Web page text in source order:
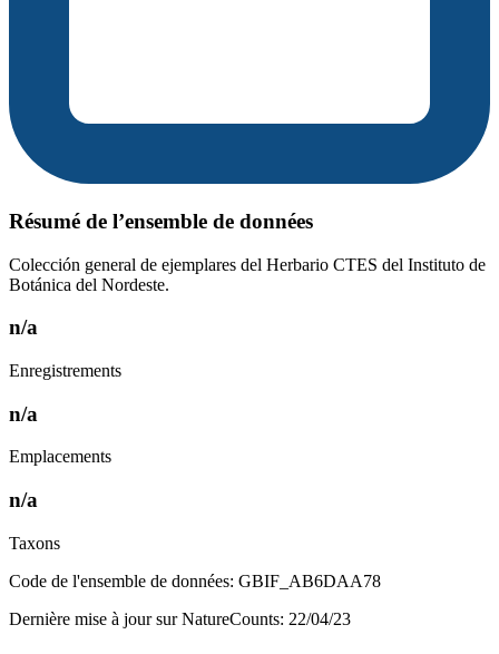
Résumé de l’ensemble de données
Colección general de ejemplares del Herbario CTES del Instituto de
Botánica del Nordeste.
n/a
Enregistrements
n/a
Emplacements
n/a
Taxons
Code de l'ensemble de données: GBIF_AB6DAA78
Dernière mise à jour sur NatureCounts: 22/04/23